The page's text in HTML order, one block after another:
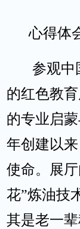
心得体
参观中
的红色教
的专业启
年创建以
使命。展
花”炼油技
其是老一